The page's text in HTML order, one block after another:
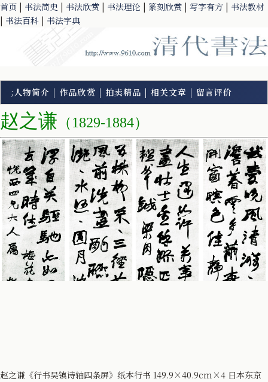
首页 | 书法简史 | 书法欣赏 | 书法理论 | 篆刻欣赏 | 写字有方 | 书法教材
| 书法百科 | 书法字典
; 人物简介 | 作品欣赏 | 拍卖精品 | 相关文章 | 留言评价
赵之谦 （1829-1884）
赵之谦《行书吴镇诗轴四条屏》纸本行书 149.9×40.9cm×4 日本东京